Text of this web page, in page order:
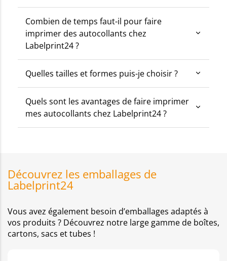
Combien de temps faut-il pour faire
imprimer des autocollants chez
Labelprint24 ?
Quelles tailles et formes puis-je choisir ?
Quels sont les avantages de faire imprimer
mes autocollants chez Labelprint24 ?
Découvrez les emballages de
Labelprint24
Vous avez également besoin d’emballages adaptés à
vos produits ? Découvrez notre large gamme de boîtes,
cartons, sacs et tubes !